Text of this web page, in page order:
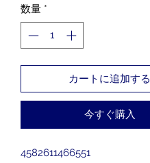
数量 *
カートに追加する
今すぐ購入
4582611466551